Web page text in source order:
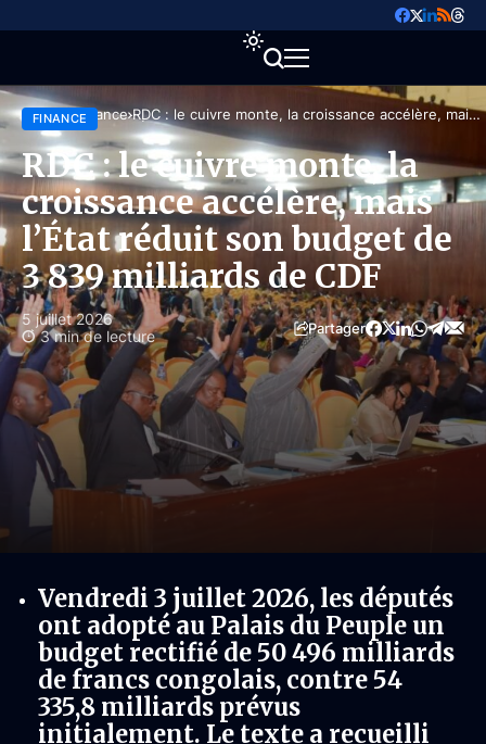
Accueil Finance RDC : le cuivre monte, la croissance accélère, mais
l’État réduit son budget de 3 839 milliards de CDF
FINANCE
RDC : le cuivre monte, la
croissance accélère, mais
l’État réduit son budget de
3 839 milliards de CDF
5 juillet 2026
3 min de lecture
Partager
Vendredi 3 juillet 2026, les députés
ont adopté au Palais du Peuple un
budget rectifié de 50 496 milliards
de francs congolais, contre 54
335,8 milliards prévus
initialement. Le texte a recueilli